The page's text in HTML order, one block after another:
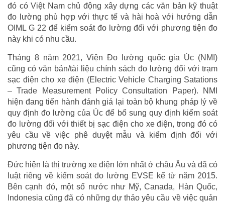
đó có Việt Nam chủ động xây dựng các văn bản kỹ thuật
đo lường phù hợp với thực tế và hài hoà với hướng dẫn
OIML G 22 để kiểm soát đo lường đối với phương tiện đo
này khi có nhu cầu.
Tháng 8 năm 2021, Viện Đo lường quốc gia Úc (NMI)
cũng có văn bản/tài liệu chính sách đo lường đối với trạm
sạc điện cho xe điện (Electric Vehicle Charging Satations
– Trade Measurement Policy Consultation Paper). NMI
hiện đang tiến hành đánh giá lại toàn bộ khung pháp lý về
quy định đo lường của Úc để bổ sung quy định kiểm soát
đo lường đối với thiết bị sạc điện cho xe điện, trong đó có
yêu cầu về việc phê duyệt mẫu và kiểm định đối với
phương tiện đo này.
Đức hiện là thị trường xe điện lớn nhất ở châu Âu và đã có
luật riêng về kiểm soát đo lường EVSE kể từ năm 2015.
Bên cạnh đó, một số nước như Mỹ, Canada, Hàn Quốc,
Indonesia cũng đã có những dự thảo yêu cầu về việc quản